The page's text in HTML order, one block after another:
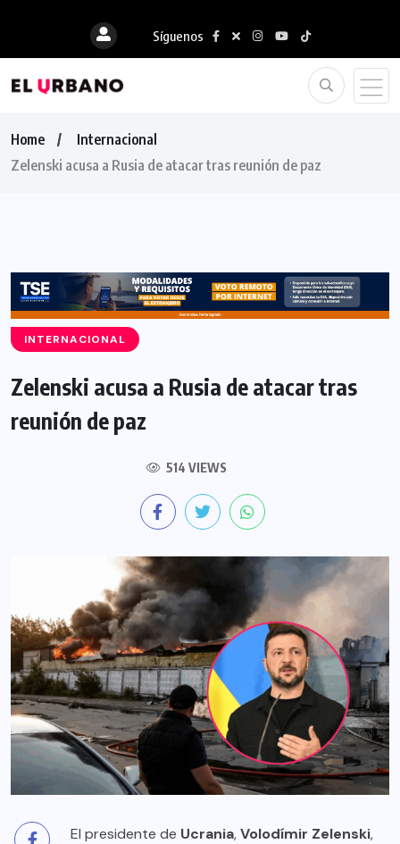
Síguenos
Home
Internacional
Zelenski acusa a Rusia de atacar tras reunión de paz
INTERNACIONAL
Zelenski acusa a Rusia de atacar tras
reunión de paz
514 VIEWS
El presidente de Ucrania,Volodímir Zelenski,